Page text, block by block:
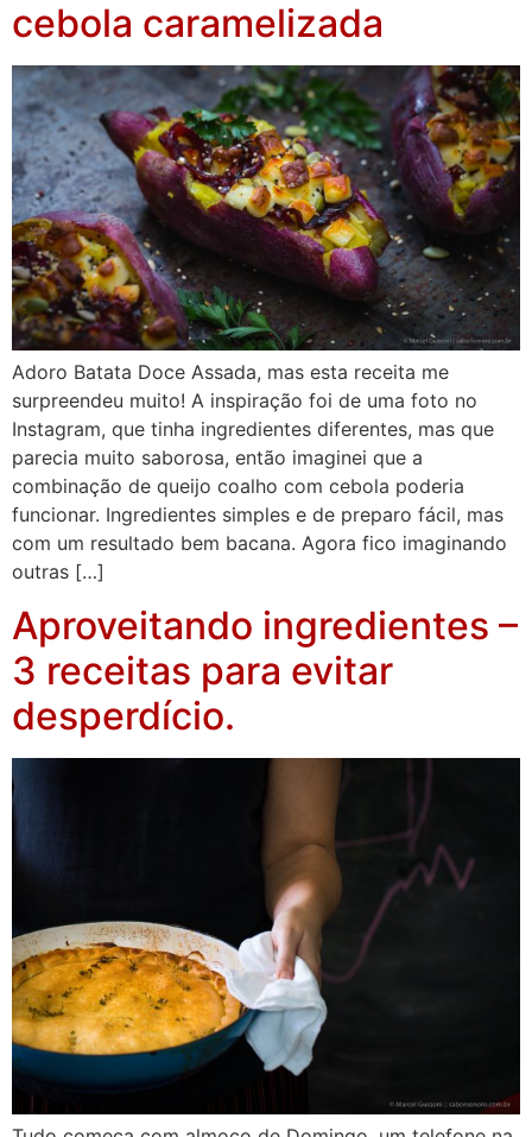
cebola caramelizada
Adoro Batata Doce Assada, mas esta receita me
surpreendeu muito! A inspiração foi de uma foto no
Instagram, que tinha ingredientes diferentes, mas que
parecia muito saborosa, então imaginei que a
combinação de queijo coalho com cebola poderia
funcionar. Ingredientes simples e de preparo fácil, mas
com um resultado bem bacana. Agora fico imaginando
outras […]
Aproveitando ingredientes –
3 receitas para evitar
desperdício.